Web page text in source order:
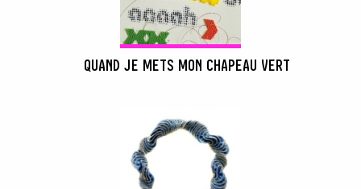
QUAND JE METS MON CHAPEAU VERT